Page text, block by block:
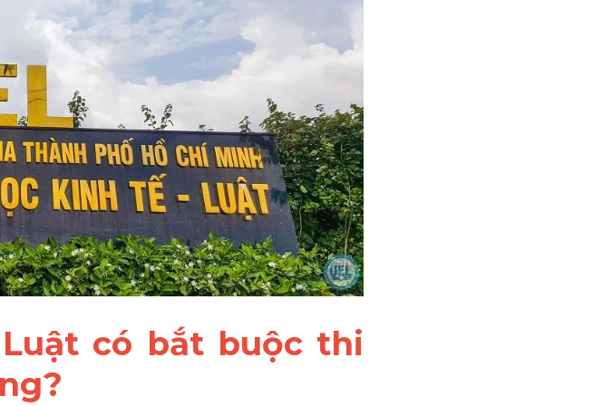
có bắt buộc thi